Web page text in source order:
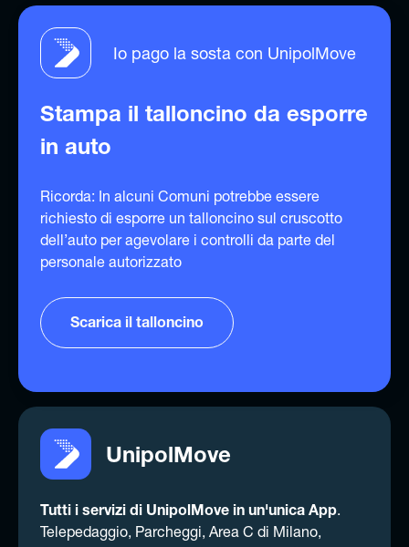
Io pago la sosta con UnipolMove
Stampa il talloncino da esporre
in auto
Ricorda: In alcuni Comuni potrebbe essere
richiesto di esporre un talloncino sul cruscotto
dell’auto per agevolare i controlli da parte del
personale autorizzato
Scarica il talloncino
UnipolMove
Tutti i servizi di UnipolMove in un'unica App.
Telepedaggio, Parcheggi, Area C di Milano,